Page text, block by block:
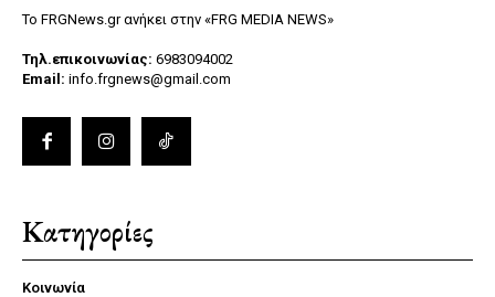
Το FRGNews.gr ανήκει στην «FRG MEDIA NEWS»
Τηλ.επικοινωνίας: 6983094002
Email: info.frgnews@gmail.com
Κατηγορίες
Κοινωνία